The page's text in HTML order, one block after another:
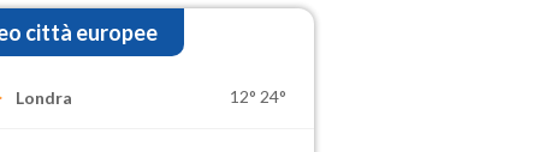
città europee
Londra 12° 24°